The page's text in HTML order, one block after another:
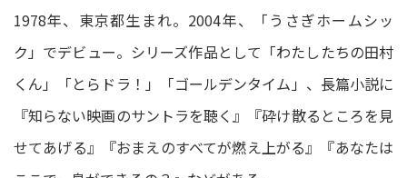
1978年、東京都生まれ。2004年、「うさぎホームシッ
ク」でデビュー。シリーズ作品として「わたしたちの田村
くん」「とらドラ！」「ゴールデンタイム」、長篇小説に
『知らない映画のサントラを聴く』『砕け散るところを見
せてあげる』『おまえのすべてが燃え上がる』『あなたは